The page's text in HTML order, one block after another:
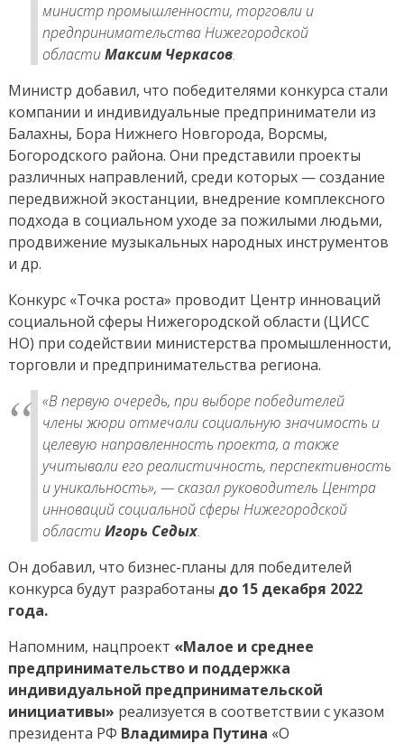
министр промышленности, торговли и
предпринимательства Нижегородской
областиМаксим Черкасов.
Министр добавил, что победителями конкурса стали
компании и индивидуальные предприниматели из
Балахны, Бора Нижнего Новгорода, Ворсмы,
Богородского района. Они представили проекты
различных направлений, среди которых — создание
передвижной экостанции, внедрение комплексного
подхода в социальном уходе за пожилыми людьми,
продвижение музыкальных народных инструментов
и др.
Конкурс «Точка роста» проводит Центр инноваций
социальной сферы Нижегородской области (ЦИСС
НО) при содействии министерства промышленности,
торговли и предпринимательства региона.
«В первую очередь, при выборе победителей
члены жюри отмечали социальную значимость и
целевую направленность проекта, а также
учитывали его реалистичность, перспективность
и уникальность», — сказал руководитель Центра
инноваций социальной сферы Нижегородской
областиИгорь Седых.
Он добавил, что бизнес-планы для победителей
конкурса будут разработаны до 15 декабря 2022
года.
Напомним, нацпроект «Малое и среднее
предпринимательство и поддержка
индивидуальной предпринимательской
инициативы» реализуется в соответствии с указом
президента РФ Владимира Путина «О